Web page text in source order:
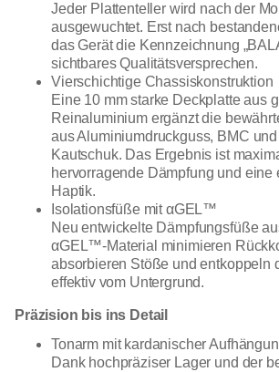
Jeder Plattenteller wird nach der
ausgewuchtet. Erst nach
das Gerät die Kennzeichnung
sichtbares Qualitätsversprechen.
Vierschichtige Chassiskonstruktion
Eine 10 mm starke Deckplatte aus
Reinaluminium ergänzt die
aus Aluminiumdruckguss, BMC
Kautschuk. Das Ergebnis ist
hervorragende Dämpfung und eine
Haptik.
Isolationsfüße mit αGEL™
Neu entwickelte Dämpfungsfüße
αGEL™-Material minimieren
absorbieren Stöße und entkoppeln
effektiv vom Untergrund.
Präzision bis ins Detail
Tonarm mit kardanischer
Dank hochpräziser Lager und der